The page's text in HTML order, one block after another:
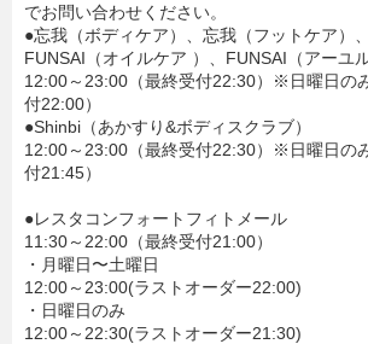
でお問い合わせください。
●忘我（ボディケア）、忘我（フットケア）
FUNSAI（オイルケア ）、FUNSAI（アーユ
12:00～23:00（最終受付22:30）※日曜日の
付22:00）
●Shinbi（あかすり&ボディスクラブ）
12:00～23:00（最終受付22:30）※日曜日の
付21:45）
●レスタコンフォートフィトメール
11:30～22:00（最終受付21:00）
・月曜日〜土曜日
12:00～23:00(ラストオーダー22:00)
・日曜日のみ
12:00～22:30(ラストオーダー21:30)